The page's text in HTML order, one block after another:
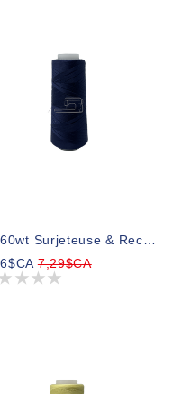
Fil 60wt Surjeteuse & Recouvreuse Filio Tex27 6412 1500m
7,29$CA